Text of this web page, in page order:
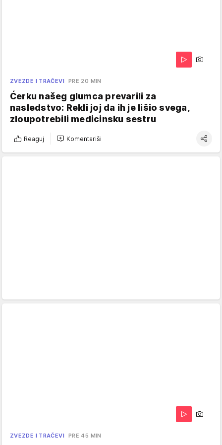
ZVEZDE I TRAČEVI PRE 20 MIN
Ćerku našeg glumca prevarili za
nasledstvo: Rekli joj da ih je lišio svega,
zloupotrebili medicinsku sestru
Reaguj Komentariši
ZVEZDE I TRAČEVI PRE 45 MIN